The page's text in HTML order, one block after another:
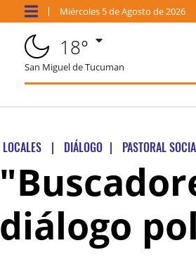
Miércoles 5 deAgosto de 2026
18°
San Miguel de Tucuman
LOCALES | DIÁLOGO | PASTORAL
diálogo